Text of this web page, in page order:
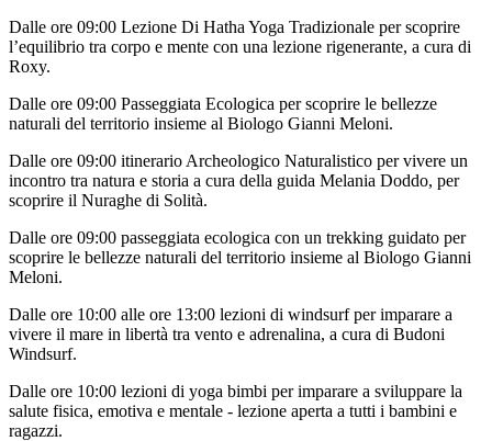
Dalle ore 09:00 Lezione Di Hatha Yoga Tradizionale per scoprire
l’equilibrio tra corpo e mente con una lezione rigenerante, a cura di
Roxy.
Dalle ore 09:00 Passeggiata Ecologica per scoprire le bellezze
naturali del territorio insieme al Biologo Gianni Meloni.
Dalle ore 09:00 itinerario Archeologico Naturalistico per vivere un
incontro tra natura e storia a cura della guida Melania Doddo, per
scoprire il Nuraghe di Solità.
Dalle ore 09:00 passeggiata ecologica con un trekking guidato per
scoprire le bellezze naturali del territorio insieme al Biologo Gianni
Meloni.
Dalle ore 10:00 alle ore 13:00 lezioni di windsurf per imparare a
vivere il mare in libertà tra vento e adrenalina, a cura di Budoni
Windsurf.
Dalle ore 10:00 lezioni di yoga bimbi per imparare a sviluppare la
salute fisica, emotiva e mentale - lezione aperta a tutti i bambini e
ragazzi.